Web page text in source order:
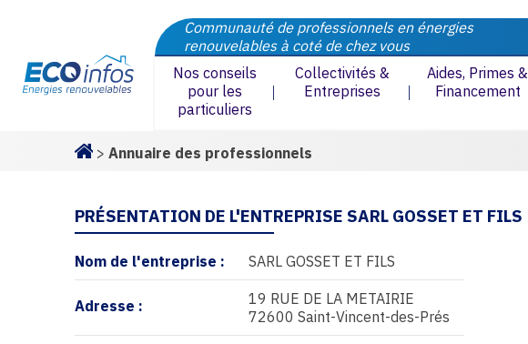
Communauté de professionnels en énergies
renouvelables à coté de chez vous
Nos conseils
pour les
particuliers
Collectivités &
Entreprises
Aides, Primes &
Financement
> Annuaire des professionnels
PRÉSENTATION DE L'ENTREPRISE SARL GOSSET ET FILS
Nom de l'entreprise : SARL GOSSET ET FILS
Adresse :
19 RUE DE LA METAIRIE
72600 Saint-Vincent-des-Prés